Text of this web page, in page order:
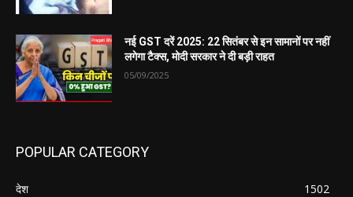
नई GST दरें 2025: 22 सितंबर से इन सामानों पर नहीं
लगेगा टैक्स, मोदी सरकार ने दी बड़ी राहत
05/09/2025
POPULAR CATEGORY
देश
1502